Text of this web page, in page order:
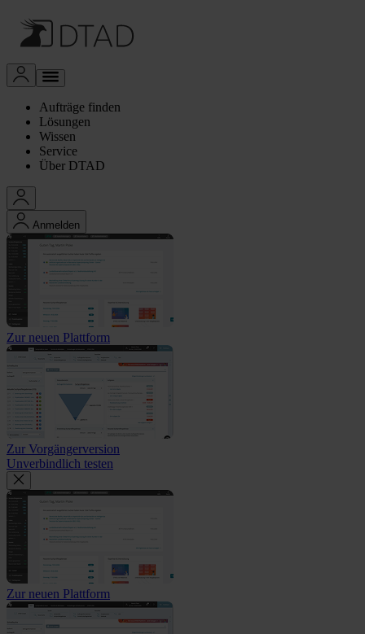
Aufträge finden
Lösungen
Wissen
Service
Über DTAD
Anmelden
Zur neuen Plattform
Zur Vorgängerversion
Unverbindlich testen
Zur neuen Plattform